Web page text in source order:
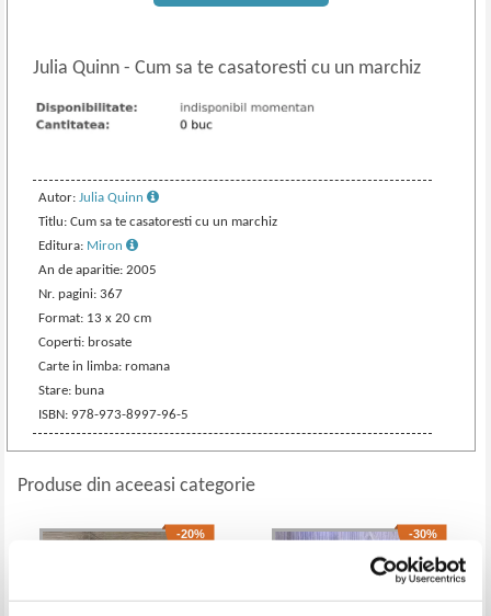
Julia Quinn- Cum sa te casatoresti cu un marchiz
Autor: Julia Quinn
Titlu: Cum sa te casatoresti cu un marchiz
Editura: Miron
An de aparitie: 2005
Nr. pagini: 367
Format: 13 x 20 cm
Coperti: brosate
Carte in limba: romana
Stare: buna
ISBN: 978-973-8997-96-5
Produse din aceeasi categorie
-20% -30%